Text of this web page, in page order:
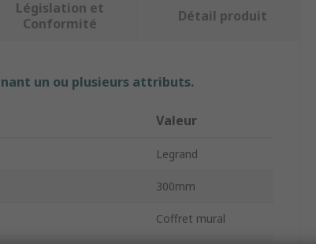
Législation et
Conformité
Détail produit
un ou plusieurs attributs.
Valeur
Legrand
300mm
Coffret mural